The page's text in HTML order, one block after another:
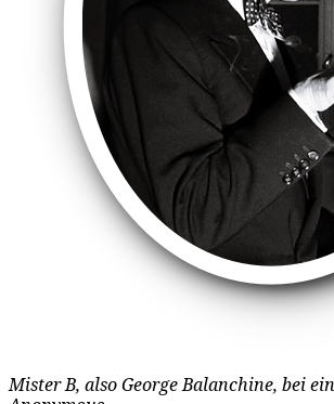
Mister B, also George Balanchine, bei